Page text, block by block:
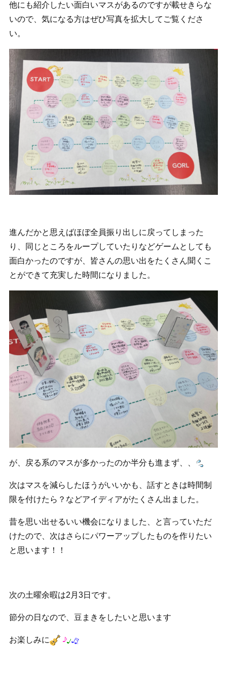
他にも紹介したい面白いマスがあるのですが載せきらな
いので、気になる方はぜひ写真を拡大してご覧くださ
い。
進んだかと思えばほぼ全員振り出しに戻ってしまった
り、同じところをループしていたりなどゲームとしても
面白かったのですが、皆さんの思い出をたくさん聞くこ
とができて充実した時間になりました。
が、戻る系のマスが多かったのか半分も進まず、、
次はマスを減らしたほうがいいかも、話すときは時間制
限を付けたら？などアイディアがたくさん出ました。
昔を思い出せるいい機会になりました、と言っていただ
けたので、次はさらにパワーアップしたものを作りたい
と思います！！
次の土曜余暇は2月3日です。
節分の日なので、豆まきをしたいと思います
お楽しみに